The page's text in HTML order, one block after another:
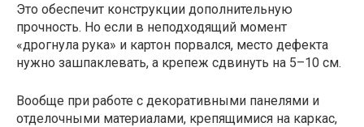
Это обеспечит конструкции дополнительную
прочность. Но если в неподходящий момент
«дрогнула рука» и картон порвался, место дефекта
нужно зашпаклевать, а крепеж сдвинуть на 5–10 см.
Вообще при работе с декоративными панелями и
отделочными материалами, крепящимися на каркас,